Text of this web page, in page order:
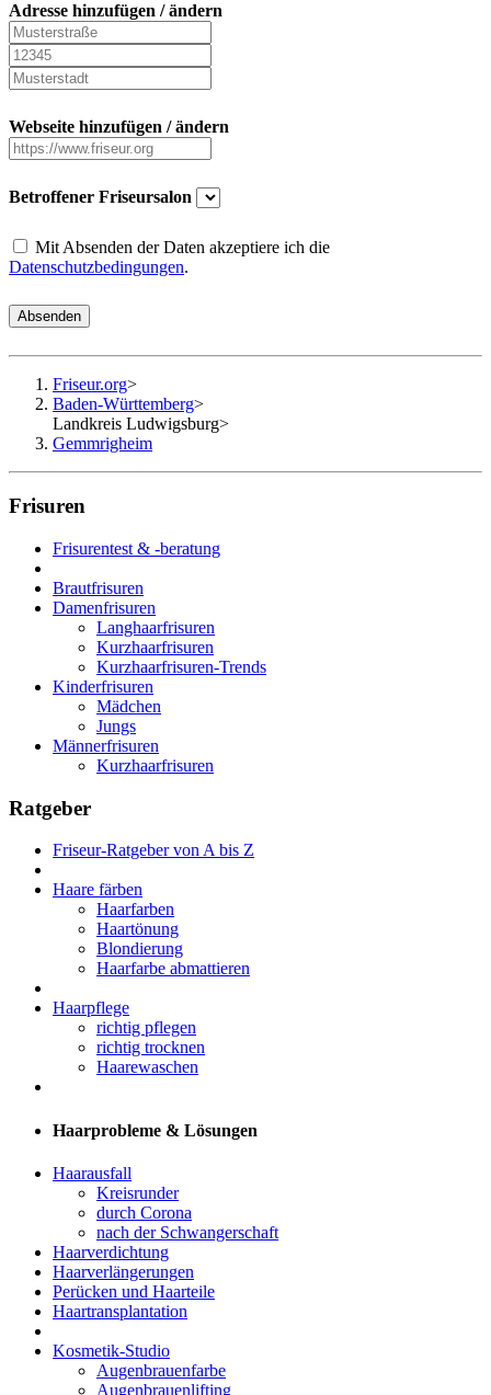
Adresse hinzufügen / ändern
Webseite hinzufügen / ändern
Betroffener Friseursalon
Mit Absenden der Daten akzeptiere ich die
Datenschutzbedingungen.
Absenden
Friseur.org>
Baden-Württemberg>
Landkreis Ludwigsburg>
Gemmrigheim
Frisuren
Frisurentest & -beratung
Brautfrisuren
Damenfrisuren
Langhaarfrisuren
Kurzhaarfrisuren
Kurzhaarfrisuren-Trends
Kinderfrisuren
Mädchen
Jungs
Männerfrisuren
Kurzhaarfrisuren
Ratgeber
Friseur-Ratgeber von A bis Z
Haare färben
Haarfarben
Haartönung
Blondierung
Haarfarbe abmattieren
Haarpflege
richtig pflegen
richtig trocknen
Haarewaschen
Haarprobleme & Lösungen
Haarausfall
Kreisrunder
durch Corona
nach der Schwangerschaft
Haarverdichtung
Haarverlängerungen
Perücken und Haarteile
Haartransplantation
Kosmetik-Studio
Augenbrauenfarbe
Augenbrauenlifting